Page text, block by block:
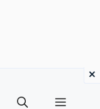
Menu